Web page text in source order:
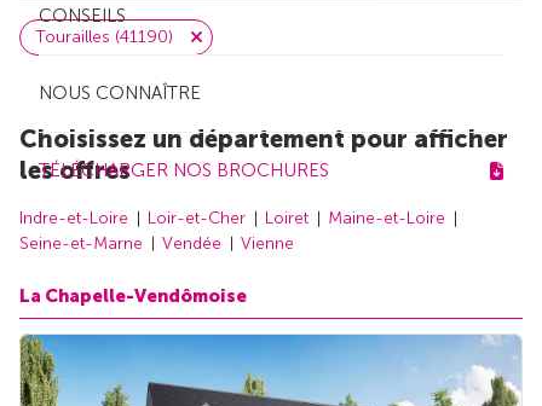
CONSEILS
NOUS CONNAÎTRE
TÉLÉCHARGER NOS BROCHURES
Tourailles (41190)
Choisissez un département pour afficher
les offres
Indre-et-Loire Loir-et-Cher Loiret
Maine-et-Loire
Seine-et-Marne
Vendée Vienne
La Chapelle-Vendômoise